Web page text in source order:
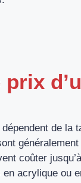
prix
dépendent de
coûter
acrylique ou